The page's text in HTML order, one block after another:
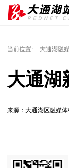
当前位置: 大通湖融
大通湖
来源：大通湖区融媒体